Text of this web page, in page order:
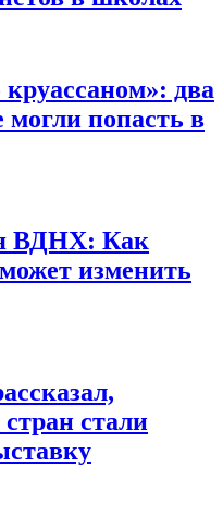
два
попасть в
ВДНХ: Как
изменить
стали